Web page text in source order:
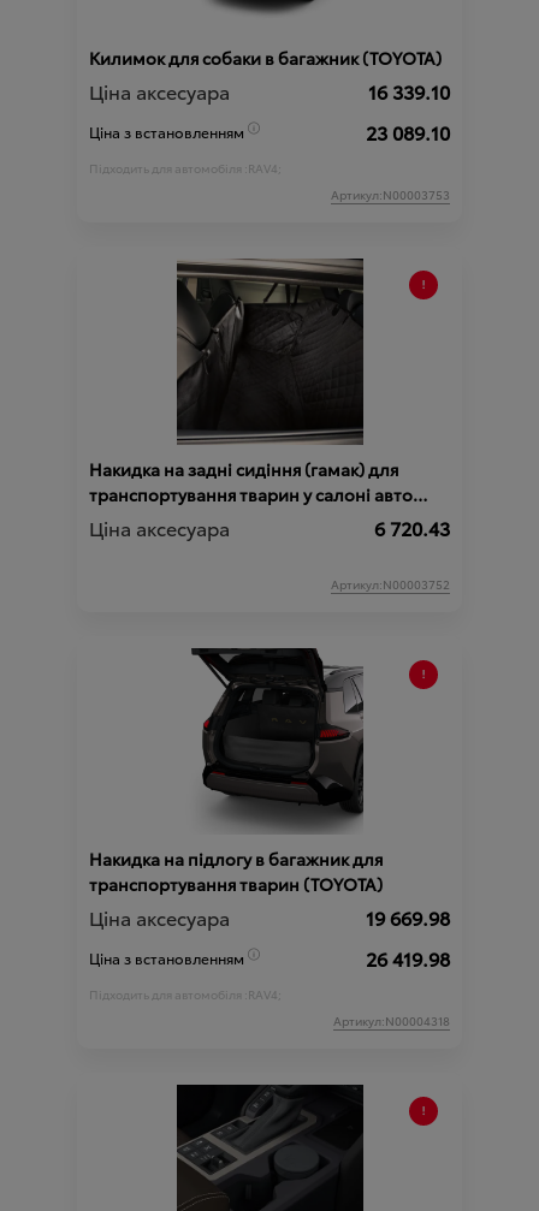
Килимок для собаки в багажник (TOYOTA)
Ціна аксесуара 16 339.10
Ціна з встановленням 23 089.10
Підходить для автомобіля :RAV4;
Артикул:N00003753
Накидка на задні сидіння (гамак) для
транспортування тварин у салоні авто
(TOYOTA)
Ціна аксесуара 6 720.43
Артикул:N00003752
Накидка на підлогу в багажник для
транспортування тварин (TOYOTA)
Ціна аксесуара 19 669.98
Ціна з встановленням 26 419.98
Підходить для автомобіля :RAV4;
Артикул:N00004318